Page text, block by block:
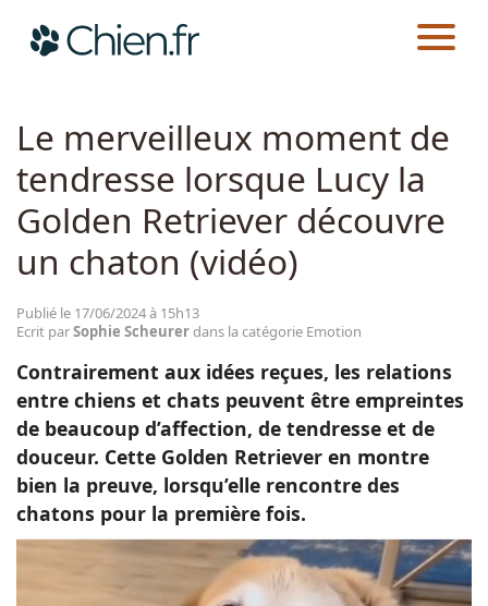
Races
Guides
CHIEN.FR ACTUALITÉS
Le merveilleux moment de
tendresse lorsque Lucy la
Golden Retriever découvre
un chaton (vidéo)
Publié le 17/06/2024 à 15h13
Ecrit parSophie Scheurerdans la catégorie Emotion
Contrairement aux idées reçues, les relations
entre chiens et chats peuvent être empreintes
de beaucoup d’affection, de tendresse et de
douceur. Cette Golden Retriever en montre
bien la preuve, lorsqu’elle rencontre des
chatons pour la première fois.